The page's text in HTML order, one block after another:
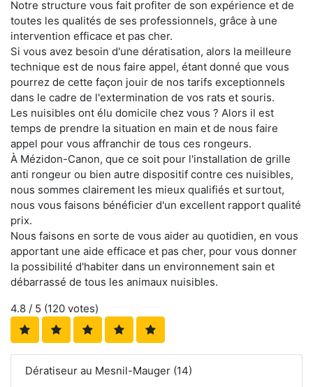
Notre structure vous fait profiter de son expérience et de
toutes les qualités de ses professionnels, grâce à une
intervention efficace et pas cher.
Si vous avez besoin d'une dératisation, alors la meilleure
technique est de nous faire appel, étant donné que vous
pourrez de cette façon jouir de nos tarifs exceptionnels
dans le cadre de l'extermination de vos rats et souris.
Les nuisibles ont élu domicile chez vous ? Alors il est
temps de prendre la situation en main et de nous faire
appel pour vous affranchir de tous ces rongeurs.
À Mézidon-Canon, que ce soit pour l'installation de grille
anti rongeur ou bien autre dispositif contre ces nuisibles,
nous sommes clairement les mieux qualifiés et surtout,
nous vous faisons bénéficier d'un excellent rapport qualité
prix.
Nous faisons en sorte de vous aider au quotidien, en vous
apportant une aide efficace et pas cher, pour vous donner
la possibilité d'habiter dans un environnement sain et
débarrassé de tous les animaux nuisibles.
4.8 / 5 (120 votes)
Dératiseur au Mesnil-Mauger (14)